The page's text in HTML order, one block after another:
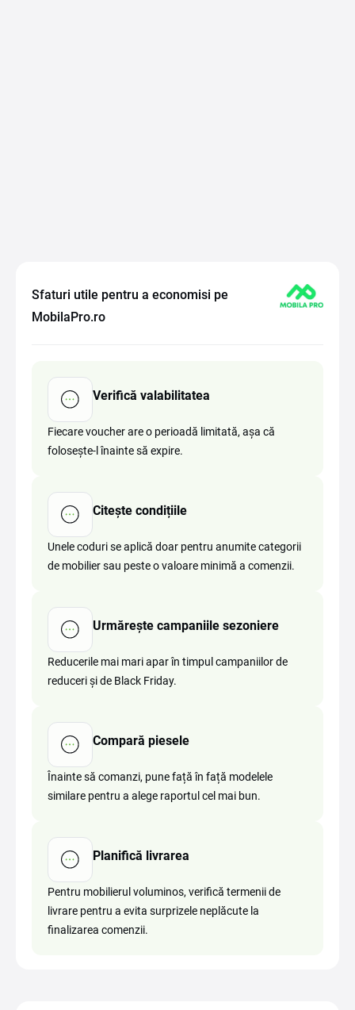
Sfaturi utile pentru a economisi pe
MobilaPro.ro
Verifică valabilitatea
Fiecare voucher are o perioadă limitată, așa că
folosește-l înainte să expire.
Citește condițiile
Unele coduri se aplică doar pentru anumite categorii
de mobilier sau peste o valoare minimă a comenzii.
Urmărește campaniile sezoniere
Reducerile mai mari apar în timpul campaniilor de
reduceri și de Black Friday.
Compară piesele
Înainte să comanzi, pune față în față modelele
similare pentru a alege raportul cel mai bun.
Planifică livrarea
Pentru mobilierul voluminos, verifică termenii de
livrare pentru a evita surprizele neplăcute la
finalizarea comenzii.